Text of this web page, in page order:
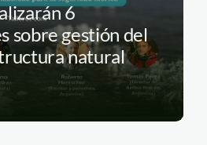
6
sobre gestión del
natural